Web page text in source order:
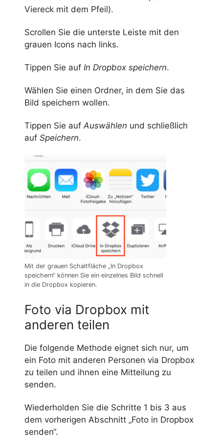
Viereck mit dem Pfeil).
Scrollen Sie die unterste Leiste mit den
grauen Icons nach links.
Tippen Sie auf In Dropbox speichern.
Wählen Sie einen Ordner, in dem Sie das
Bild speichern wollen.
Tippen Sie aufAuswählen und schließlich
auf Speichern.
Mit der grauen Schaltfläche „In Dropbox
speichern“ können Sie ein einzelnes Bild schnell
in die Dropbox kopieren.
Foto via Dropbox mit
anderen teilen
Die folgende Methode eignet sich nur, um
ein Foto mit anderen Personen via Dropbox
zu teilen und ihnen eine Mitteilung zu
senden.
Wiederholden Sie die Schritte 1 bis 3 aus
dem vorherigen Abschnitt „Foto in Dropbox
senden“.